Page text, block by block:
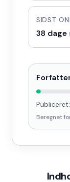
SIDST
38 dage
Publiceret:
Beregnet